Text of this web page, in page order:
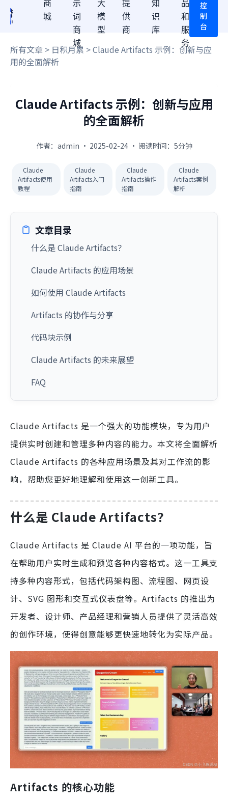
商
城
示
词
商
城
大
模
型
提
供
商
知
识
库
品
和
服
务
控
制
台
所有文章 > 日积月累 > Claude Artifacts 示例：创新与应
用的全面解析
Claude Artifacts 示例：创新与应用
的全面解析
作者：admin · 2025-02-24 · 阅读时间：5分钟
Claude
Artifacts使用
教程
Claude
Artifacts入门
指南
Claude
Artifacts操作
指南
Claude
Artifacts案例
解析
文章目录
什么是 Claude Artifacts？
Claude Artifacts 的应用场景
如何使用 Claude Artifacts
Artifacts 的协作与分享
代码块示例
Claude Artifacts 的未来展望
FAQ
Claude Artifacts 是一个强大的功能模块，专为用户
提供实时创建和管理多种内容的能力。本文将全面解析
Claude Artifacts 的各种应用场景及其对工作流的影
响，帮助您更好地理解和使用这一创新工具。
什么是 Claude Artifacts？
Claude Artifacts 是 Claude AI 平台的一项功能，旨
在帮助用户实时生成和预览各种内容格式。这一工具支
持多种内容形式，包括代码架构图、流程图、网页设
计、SVG 图形和交互式仪表盘等。Artifacts 的推出为
开发者、设计师、产品经理和营销人员提供了灵活高效
的创作环境，使得创意能够更快速地转化为实际产品。
Artifacts 的核心功能